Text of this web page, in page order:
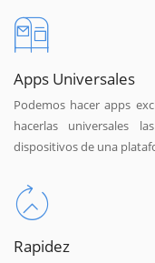
Apps Universales
Podemos hacer apps
hacerlas universales
dispositivos de una
Rapidez